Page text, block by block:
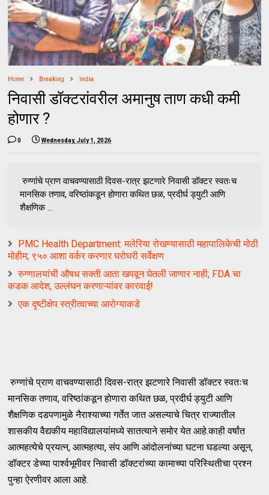
Home Breaking India
निवासी डॉक्टरांवरील अमानुष ताण कधी कमी
होणार ?
0 Wednesday, July 1, 2026
रुग्णांचे प्राण वाचवण्यासाठी दिवस-रात्र झटणारे निवासी डॉक्टर स्वतःच
मानसिक तणाव, वरिष्ठांकडून होणारा कथित छळ, प्रदीर्घ ड्युटी आणि
शैक्षणिक ...
PMC Health Department: मलेरिया रोखण्यासाठी महापालिकेची मोठी
मोहीम; ९५० आशा वर्कर करणार घरोघरी सर्वेक्षण
रुग्णालयांची औषध सक्ती आता खपवून घेतली जाणार नाही; FDA चा
कडक आदेश, उल्लंघन करणाऱ्यांवर कारवाई!
एक दृष्टीक्षेप स्त्रीत्वाच्या आरोग्याकडे
रुग्णांचे प्राण वाचवण्यासाठी दिवस-रात्र झटणारे निवासी डॉक्टर स्वतःच
मानसिक तणाव, वरिष्ठांकडून होणारा कथित छळ, प्रदीर्घ ड्युटी आणि
शैक्षणिक दडपणामुळे नैराश्याच्या गर्तेत जात असल्याचे चित्र राज्यातील
शासकीय वैद्यकीय महाविद्यालयांमध्ये सातत्याने समोर येत आहे.काही वर्षांत
आत्महत्येचे प्रयत्न, आत्महत्या, संप आणि आंदोलनांच्या घटना घडल्या असून,
डॉक्टर डेच्या पार्श्वभूमीवर निवासी डॉक्टरांच्या कामाच्या परिस्थितीचा प्रश्न
पुन्हा ऐरणीवर आला आहे.